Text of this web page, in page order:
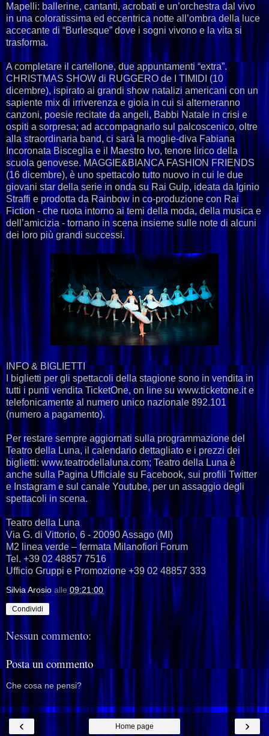
Mapelli: ballerine, cantanti, acrobati e un’orchestra dal vivo
in una coloratissima ed eccentrica notte all’ombra della luce
accecante di “Burlesque” dove i sogni vivono e la vita si
trasforma.
A completare il cartellone, due appuntamenti “extra”.
CHRISTMAS SHOW di RUGGERO de I TIMIDI (10
dicembre), ispirato ai grandi show natalizi americani con un
sapiente mix di irriverenza e gioia in cui si alterneranno
canzoni, poesie recitate da angeli, Babbi Natale in crisi e
ospiti a sorpresa; ad accompagnarlo sul palcoscenico, oltre
alla straordinaria band, ci sarà la moglie-diva Fabiana
Incoronata Bisceglia e il Maestro Ivo, tenore lirico della
scuola genovese. MAGGIE&BIANCA FASHION FRIENDS
(16 dicembre), è uno spettacolo tutto nuovo in cui le due
giovani star della serie in onda su Rai Gulp, ideata da Iginio
Straffi e prodotta da Rainbow in co-produzione con Rai
Fiction - che ruota intorno ai temi della moda, della musica e
dell’amicizia - tornano in scena insieme sulle note di alcuni
dei loro più grandi successi.
INFO & BIGLIETTI
I biglietti per gli spettacoli della stagione sono in vendita in
tutti i punti vendita TicketOne, on line su www.ticketone.it e
telefonicamente al numero unico nazionale 892.101
(numero a pagamento).
Per restare sempre aggiornati sulla programmazione del
Teatro della Luna, il calendario dettagliato e i prezzi dei
biglietti: www.teatrodellaluna.com; Teatro della Luna è
anche sulla Pagina Ufficiale su Facebook, sui profili Twitter
e Instagram e sul canale Youtube, per un assaggio degli
spettacoli in scena.
Teatro della Luna
Via G. di Vittorio, 6 - 20090 Assago (MI)
M2 linea verde – fermata Milanofiori Forum
Tel. +39 02 48857 7516
Ufficio Gruppi e Promozione +39 02 48857 333
Silvia Arosio alle 09:21:00
Condividi
Nessun commento:
Posta un commento
Che cosa ne pensi?
‹ ›
Home page